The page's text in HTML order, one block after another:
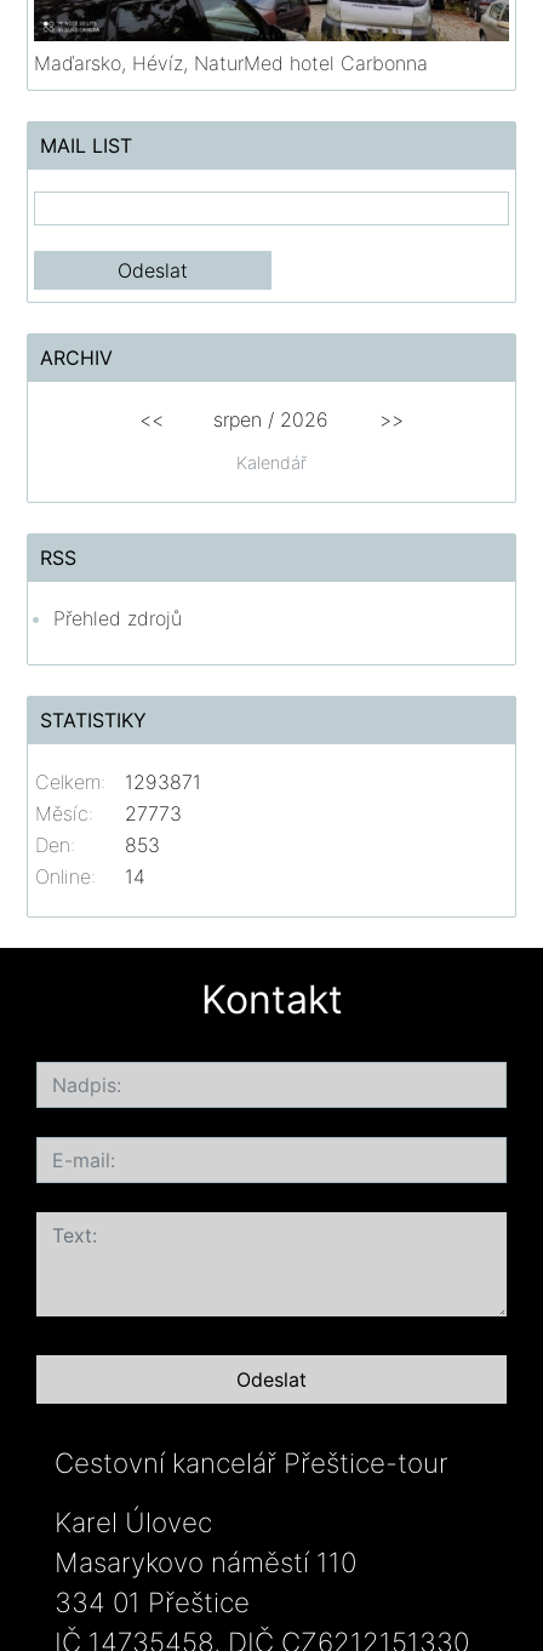
Maďarsko, Hévíz, NaturMed hotel Carbonna
MAIL LIST
ARCHIV
Kalendář
<< srpen / 2026 >>
RSS
Přehled zdrojů
STATISTIKY
Online: 14
Celkem:
1293871
Měsíc:
27773
Den:
853
Kontakt
Cestovní kancelář Přeštice-tour
Karel Úlovec
Masarykovo náměstí 110
334 01 Přeštice
IČ 14735458, DIČ CZ6212151330